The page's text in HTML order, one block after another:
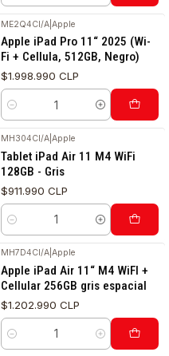
ME2Q4CI/A |Apple
Apple iPad Pro 11“ 2025 (Wi-
Fi + Cellula, 512GB, Negro)
$1.998.990 CLP
Cantidad
MH304CI/A |Apple
Tablet iPad Air 11 M4 WiFi
128GB - Gris
$911.990 CLP
Cantidad
MH7D4CI/A |Apple
Apple iPad Air 11“ M4 WiFI +
Cellular 256GB gris espacial
$1.202.990 CLP
Cantidad